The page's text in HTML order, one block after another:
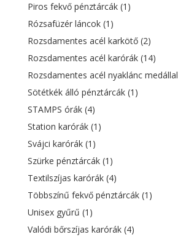
Piros fekvő pénztárcák (1)
Rózsafüzér láncok (1)
Rozsdamentes acél karkötő (2)
Rozsdamentes acél karórák (14)
Rozsdamentes acél nyaklánc medállal
Sötétkék álló pénztárcák (1)
STAMPS órák (4)
Station karórák (1)
Svájci karórák (1)
Szürke pénztárcák (1)
Textilszíjas karórák (4)
Többszínű fekvő pénztárcák (1)
Unisex gyűrű (1)
Valódi bőrszíjas karórák (4)